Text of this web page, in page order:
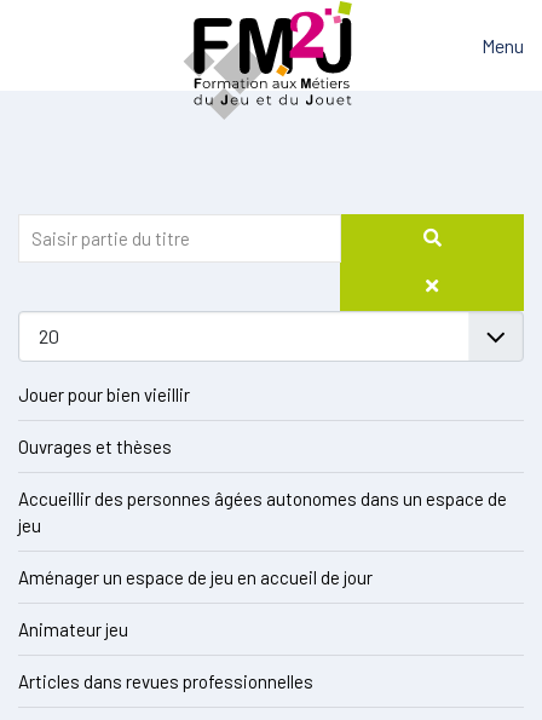
Menu
Jouer pour bien vieillir
Ouvrages et thèses
Accueillir des personnes âgées autonomes dans un espace de
jeu
Aménager un espace de jeu en accueil de jour
Animateur jeu
Articles dans revues professionnelles